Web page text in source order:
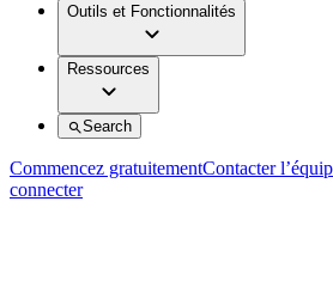
Outils et Fonctionnalités
Ressources
Search
Commencez gratuitementContacter
connecter